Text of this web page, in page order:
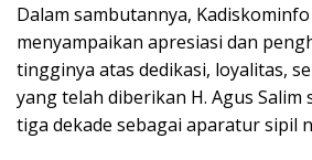
Dalam sambutannya,
menyampaikan apresiasi dan
tingginya atas dedikasi, loyalitas,
yang telah diberikan H. Agus Salim
tiga dekade sebagai aparatur sipil